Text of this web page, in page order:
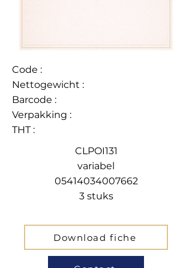
Code :
Nettogewicht :
Barcode :
Verpakking :
THT :
CLPOI131
variabel
05414034007662
3 stuks
Download fiche